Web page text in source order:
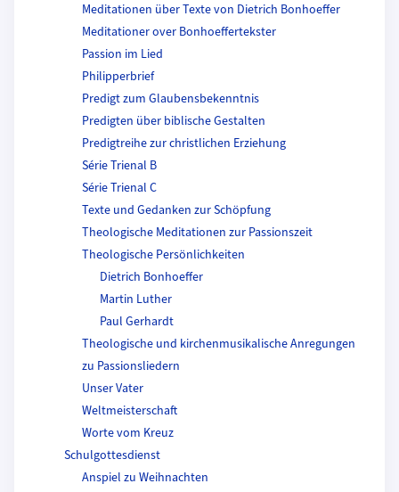
Meditationen über Texte von Dietrich Bonhoeffer
Meditationer over Bonhoeffertekster
Passion im Lied
Philipperbrief
Predigt zum Glaubensbekenntnis
Predigten über biblische Gestalten
Predigtreihe zur christlichen Erziehung
Série Trienal B
Série Trienal C
Texte und Gedanken zur Schöpfung
Theologische Meditationen zur Passionszeit
Theologische Persönlichkeiten
Dietrich Bonhoeffer
Martin Luther
Paul Gerhardt
Theologische und kirchenmusikalische Anregungen
zu Passionsliedern
Unser Vater
Weltmeisterschaft
Worte vom Kreuz
Schulgottesdienst
Anspiel zu Weihnachten